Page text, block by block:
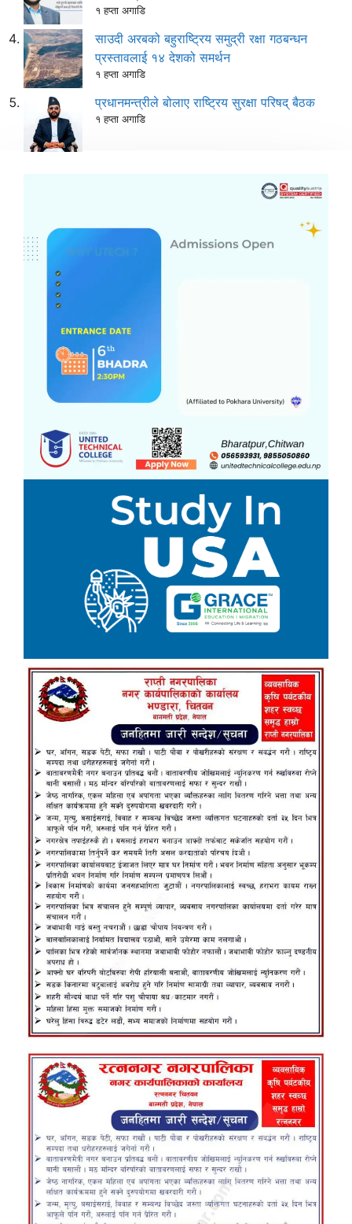
१ हप्ता अगाडि
साउदी अरबको बहुराष्ट्रिय समुद्री रक्षा गठबन्धन
प्रस्तावलाई १४ देशको समर्थन
१ हप्ता अगाडि
प्रधानमन्त्रीले बोलाए राष्ट्रिय सुरक्षा परिषद् बैठक
१ हप्ता अगाडि